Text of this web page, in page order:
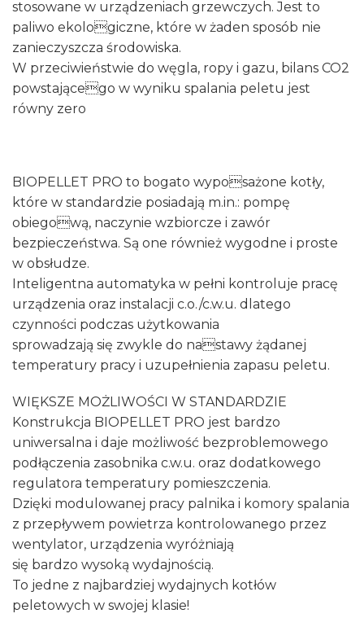
stosowane w urządzeniach grzewczych. Jest to
paliwo ekologiczne, które w żaden sposób nie
zanieczyszcza środowiska.
W przeciwieństwie do węgla, ropy i gazu, bilans CO2
powstającego w wyniku spalania peletu jest
równy zero
BIOPELLET PRO to bogato wyposażone kotły,
które w standardzie posiadają m.in.: pompę
obiegową, naczynie wzbiorcze i zawór
bezpieczeństwa. Są one również wygodne i proste
w obsłudze.
Inteligentna automatyka w pełni kontroluje pracę
urządzenia oraz instalacji c.o./c.w.u. dlatego
czynności podczas użytkowania
sprowadzają się zwykle do nastawy żądanej
temperatury pracy i uzupełnienia zapasu peletu.
WIĘKSZE MOŻLIWOŚCI W STANDARDZIE
Konstrukcja BIOPELLET PRO jest bardzo
uniwersalna i daje możliwość bezproblemowego
podłączenia zasobnika c.w.u. oraz dodatkowego
regulatora temperatury pomieszczenia.
Dzięki modulowanej pracy palnika i komory spalania
z przepływem powietrza kontrolowanego przez
wentylator, urządzenia wyróżniają
się bardzo wysoką wydajnością.
To jedne z najbardziej wydajnych kotłów
peletowych w swojej klasie!